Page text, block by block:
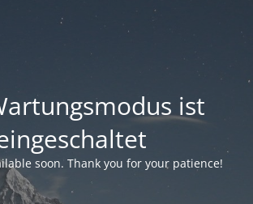
ist
soon. Thank you for your patience!